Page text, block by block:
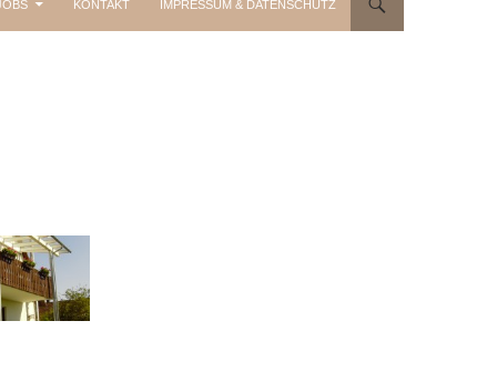
KONTAKT IMPRESSUM & DATENSCHUTZ